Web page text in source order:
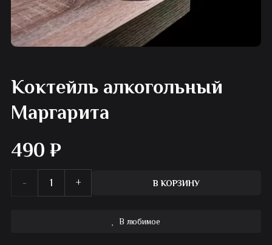
Коктейль алкогольный
Маргарита
490 ₽
Количество В КОРЗИНУ
В любимое